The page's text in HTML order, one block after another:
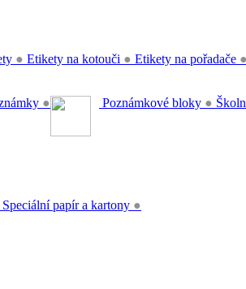
● Etikety na kotouči ● Etikety na pořadače ●
● Poznámkové bloky ●
Speciální papír a kartony ●